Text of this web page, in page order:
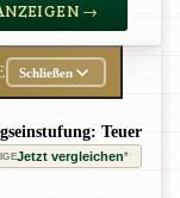
→
Schließen
Teuer
Jetzt vergleichen*